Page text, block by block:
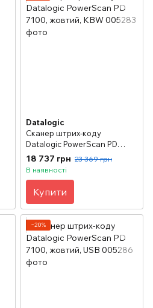
Datalogic
Сканер штрих-коду
Datalogic PowerScan PD
7100, жовтий, KBW
18 737 грн 23 369 грн
В наявності
Купити
−20%